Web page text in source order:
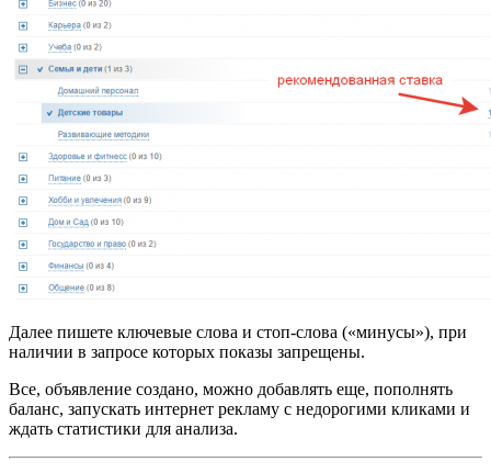
Далее пишете ключевые слова и стоп-слова («минусы»), при
наличии в запросе которых показы запрещены.
Все, объявление создано, можно добавлять еще, пополнять
баланс, запускать интернет рекламу с недорогими кликами и
ждать статистики для анализа.